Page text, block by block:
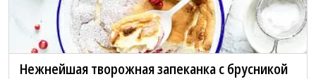
Нежнейшая творожная запеканка с брусникой